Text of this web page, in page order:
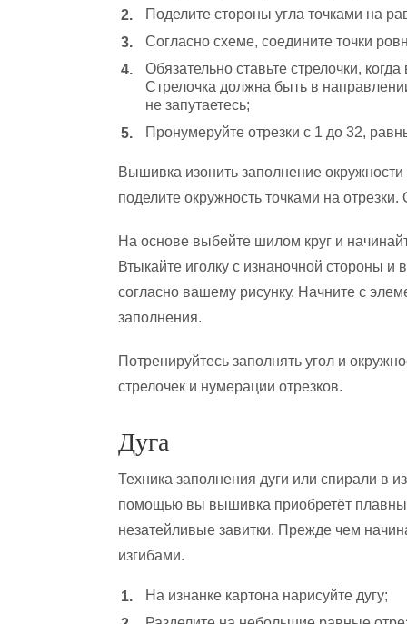
Поделите стороны угла точками на
Согласно схеме, соедините точки
Обязательно ставьте стрелочки,
Стрелочка должна быть в
не запутаетесь;
Пронумеруйте отрезки с 1 до 32,
Вышивка изонить заполнение окружности
поделите окружность точками на
На основе выбейте шилом круг и
Втыкайте иголку с изнаночной стороны и
согласно вашему рисунку. Начните с
заполнения.
Потренируйтесь заполнять угол и
стрелочек и нумерации отрезков.
Дуга
Техника заполнения дуги или спирали в
помощью вы вышивка приобретёт
незатейливые завитки. Прежде чем
изгибами.
На изнанке картона нарисуйте дугу;